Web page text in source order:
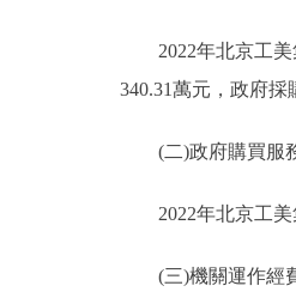
2022年北京工美
340.31萬元，政府採
(二)政府購買服
2022年北京工美
(三)機關運作經